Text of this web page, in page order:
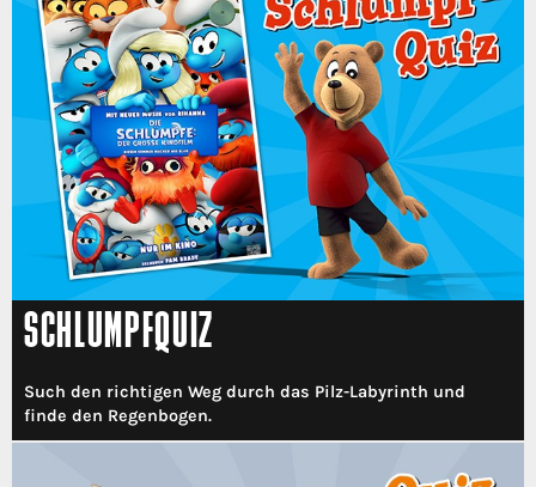
SCHLUMPFQUIZ
Such den richtigen Weg durch das Pilz-Labyrinth und
finde den Regenbogen.